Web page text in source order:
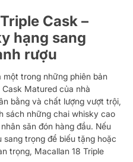
Cask –
hạng sang
rượu
một trong những phiên bản
Matured của nhà
bằng và chất lượng vượt trội,
sách những chai whisky cao
săn đón hàng đầu. Nếu
trọng để biếu tặng hoặc
trọng, Macallan 18 Triple